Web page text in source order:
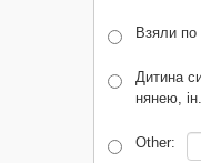
Взяли по
Дитина
нянею,
Other: